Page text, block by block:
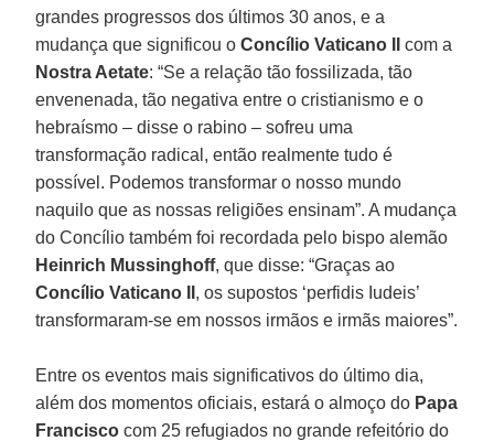
grandes progressos dos últimos 30 anos, e a
mudança que significou oConcílio Vaticano II
com a
Nostra Aetate: “Se a relação tão fossilizada, tão
envenenada, tão negativa entre o cristianismo e o
hebraísmo – disse o rabino – sofreu uma
transformação radical, então realmente tudo é
possível. Podemos transformar o nosso mundo
naquilo que as nossas religiões ensinam”. A mudança
do Concílio também foi recordada pelo bispo alemão
Heinrich Mussinghoff, que disse: “Graças ao
Concílio Vaticano II , os supostos ‘perfidis Iudeis’
transformaram-se em nossos irmãos e irmãs maiores”.
Entre os eventos mais significativos do último dia,
além dos momentos oficiais, estará o almoço do Papa
Francisco com 25 refugiados no grande refeitório do